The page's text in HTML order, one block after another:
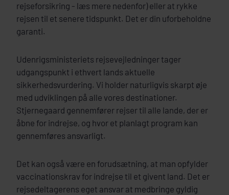
rejseforsikring - læs mere nedenfor) eller at rykke
rejsen til et senere tidspunkt. Det er din uforbeholdne
garanti.
Udenrigsministeriets rejsevejledninger tager
udgangspunkt i ethvert lands aktuelle
sikkerhedsvurdering. Vi holder naturligvis skarpt øje
med udviklingen på alle vores destinationer.
Stjernegaard gennemfører rejser til alle lande, der er
åbne for indrejse, og hvor et planlagt program kan
gennemføres ansvarligt.
Det kan også være en forudsætning, at man opfylder
vaccinationskrav for indrejse til et givent land. Det er
rejsedeltagerens eget ansvar at medbringe gyldig